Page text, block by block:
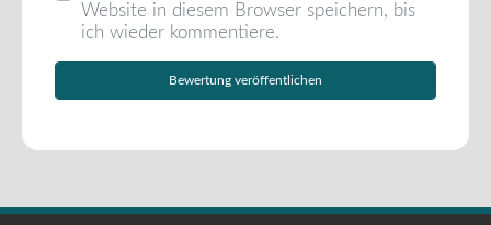
Website in diesem Browser speichern, bis
ich wieder kommentiere.